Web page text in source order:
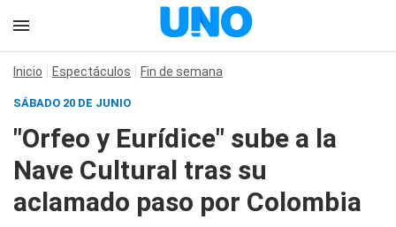
Inicio Espectáculos Fin de semana
SÁBADO 20 DE JUNIO
"Orfeo y Eurídice" sube a la
Nave Cultural tras su
aclamado paso por Colombia